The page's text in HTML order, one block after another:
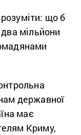
що б
мільйони
державної
має
Криму,